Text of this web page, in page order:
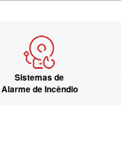
Sistemas de
Alarme de Incêndio